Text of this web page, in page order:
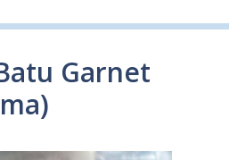
Garnet